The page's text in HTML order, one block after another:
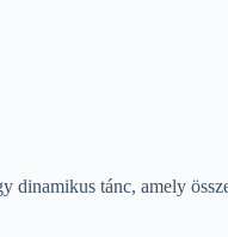
dinamikus tánc, amely